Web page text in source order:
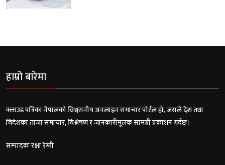
हाम्रो बारेमा
क्लाउड पत्रिका नेपालको विश्वसनीय अनलाइन समाचार पोर्टल हो, जसले देश तथा
विदेशका ताजा समाचार, विश्लेषण र जानकारीमूलक सामग्री प्रकाशन गर्दछ।
सम्पादकः रक्षा रेग्मी